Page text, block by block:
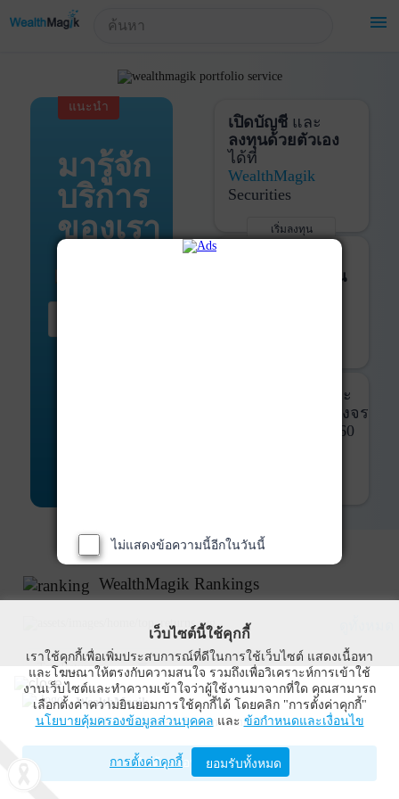
menu
แนะนำ
มารู้จัก
บริการ
ของเรา
เปิดบัญชีและ
ลงทุนด้วยตัวเอง
ได้ที่
WealthMagik
Securities
เริ่มลงทุน
ติดตามการลงทุน
และ
ที่ครบวงจร
360
WealthMagik Rankings
Top Returns
WealthMagik
Wealth Management System Limited
เปิดด้วยแอป WealthMagik
!-- Start Advertise -->
ไม่แสดงข้อความนี้อีกในวันนี้
เว็บไซต์นี้ใช้คุกกี้
เราใช้คุกกี้เพื่อเพิ่มประสบการณ์ที่ดีในการใช้เว็บไซต์ แสดงเนื้อหา
และโฆษณาให้ตรงกับความสนใจ รวมถึงเพื่อวิเคราะห์การเข้าใช้
งานเว็บไซต์และทำความเข้าใจว่าผู้ใช้งานมาจากที่ใด คุณสามารถ
เลือกตั้งค่าความยินยอมการใช้คุกกี้ได้ โดยคลิก "การตั้งค่าคุกกี้"
นโยบายคุ้มครองข้อมูลส่วนบุคคล และ ข้อกำหนดและเงื่อนไข
การตั้งค่าคุกกี้ ยอมรับทั้งหมด